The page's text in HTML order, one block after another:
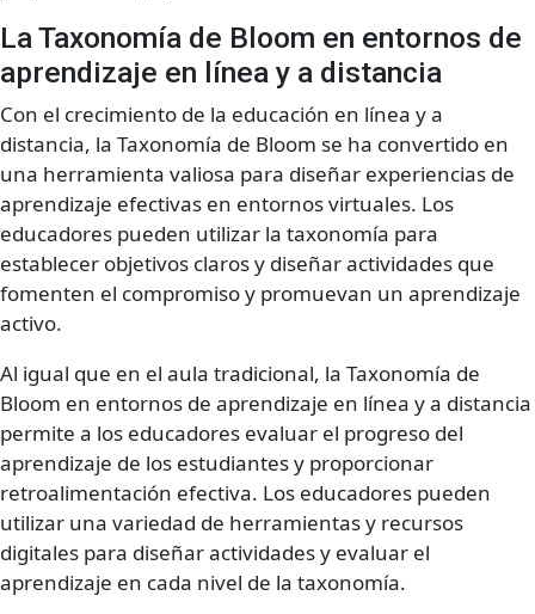
La Taxonomía de Bloom en entornos de
aprendizaje en línea y a distancia
Con el crecimiento de la educación en línea y a
distancia, la Taxonomía de Bloom se ha convertido en
una herramienta valiosa para diseñar experiencias de
aprendizaje efectivas en entornos virtuales. Los
educadores pueden utilizar la taxonomía para
establecer objetivos claros y diseñar actividades que
fomenten el compromiso y promuevan un aprendizaje
activo.
Al igual que en el aula tradicional, la Taxonomía de
Bloom en entornos de aprendizaje en línea y a distancia
permite a los educadores evaluar el progreso del
aprendizaje de los estudiantes y proporcionar
retroalimentación efectiva. Los educadores pueden
utilizar una variedad de herramientas y recursos
digitales para diseñar actividades y evaluar el
aprendizaje en cada nivel de la taxonomía.